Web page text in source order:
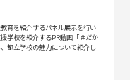
育を紹介するパネル展示を行い
学校を紹介するPR動画「＃だか
都立学校の魅力について紹介し